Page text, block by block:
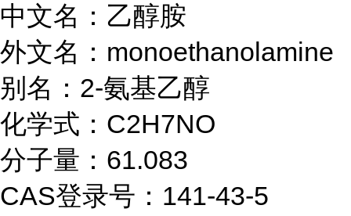
中文名：乙醇胺
外文名：monoethanolamine
别名：2-氨基乙醇
化学式：C2H7NO
分子量：61.083
CAS登录号：141-43-5